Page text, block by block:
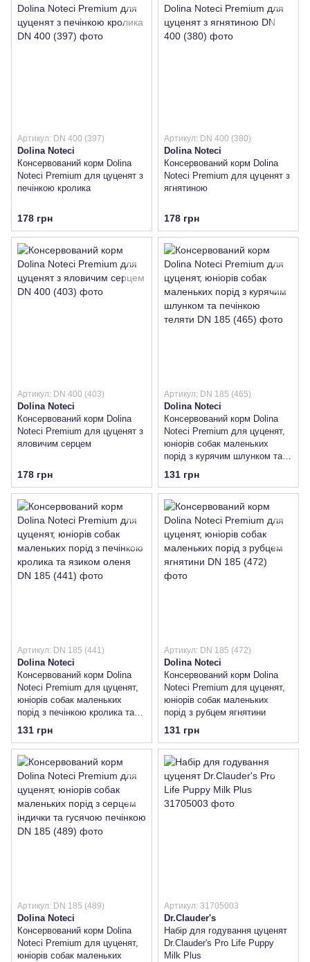
Артикул: DN 400 (397)
Dolina Noteci
Консервований корм Dolina
Noteci Premium для цуценят з
печінкою кролика
178 грн
Артикул: DN 400 (380)
Dolina Noteci
Консервований корм Dolina
Noteci Premium для цуценят з
ягнятиною
178 грн
Артикул: DN 400 (403)
Dolina Noteci
Консервований корм Dolina
Noteci Premium для цуценят з
яловичим серцем
178 грн
Артикул: DN 185 (465)
Dolina Noteci
Консервований корм Dolina
Noteci Premium для цуценят,
юніорів собак маленьких
порід з курячим шлунком та
печінкою теляти
131 грн
Артикул: DN 185 (441)
Dolina Noteci
Консервований корм Dolina
Noteci Premium для цуценят,
юніорів собак маленьких
порід з печінкою кролика та
язиком оленя
131 грн
Артикул: DN 185 (472)
Dolina Noteci
Консервований корм Dolina
Noteci Premium для цуценят,
юніорів собак маленьких
порід з рубцем ягнятини
131 грн
Артикул: DN 185 (489)
Dolina Noteci
Консервований корм Dolina
Noteci Premium для цуценят,
юніорів собак маленьких
Артикул: 31705003
Dr.Clauder's
Набір для годування цуценят
Dr.Clauder's Pro Life Puppy
Milk Plus